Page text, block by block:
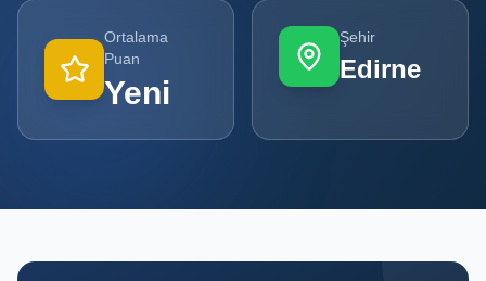
POPÜLER
KATEGORILER
Ortalama
Puan
Yeni
Şehir
Edirne